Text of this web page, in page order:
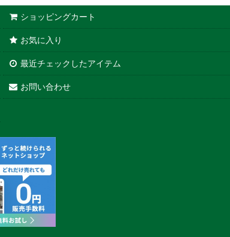
ショッピングカート
お気に入り
最近チェックしたアイテム
お問い合わせ